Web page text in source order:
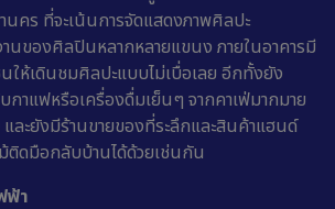
คร ที่จะเน้นการจัดแสดงภาพศิลปะ
นของศิลปินหลากหลายแขนง ภายในอาคารมี
ให้เดินชมศิลปะแบบไม่เบื่อเลย อีกทั้งยัง
าแฟหรือเครื่องดื่มเย็นๆ จากคาเฟ่มากมาย
ละยังมีร้านขายของที่ระลึกและสินค้าแฮนด์
ม้ติดมือกลับบ้านได้ด้วยเช่นกัน
ฟ้า